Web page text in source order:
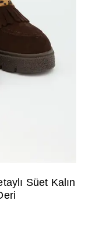
Süet Kalın